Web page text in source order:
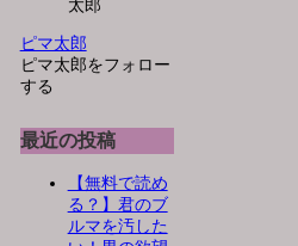
ピマ太郎
ピマ太郎をフォロー
する
最近の投稿
【無料で読め
る？】君のブ
ルマを汚した